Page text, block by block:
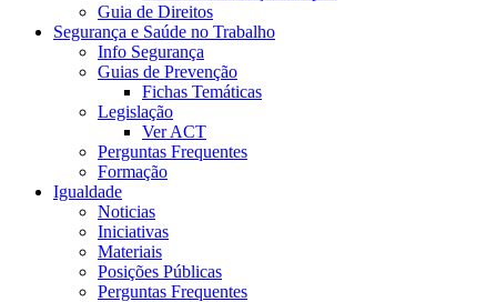
Guia de Direitos
Segurança e Saúde no Trabalho
Info Segurança
Guias de Prevenção
Fichas Temáticas
Legislação
Ver ACT
Perguntas Frequentes
Formação
Igualdade
Noticias
Iniciativas
Materiais
Posições Públicas
Perguntas Frequentes